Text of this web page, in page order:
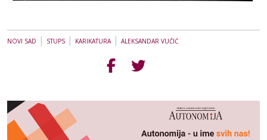
NOVI SAD | STUPS | KARIKATURA| ALEKSANDAR VUČIĆ